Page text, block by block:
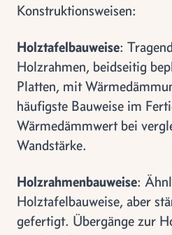
Konstruktionsweisen:
Holztafelbauweise:
Holzrahmen, beidseitig
Platten, mit
häufigste Bauweise im
Wärmedämmwert bei
Wandstärke.
Holzrahmenbauweise:
Holztafelbauweise, aber
gefertigt. Übergänge zur